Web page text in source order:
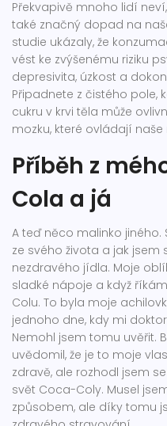
Překvapivě mnoho lidí
také značný dopad na
studie ukázaly, že
vést ke zvýšenému riziku
depresivita, úzkost a
Připadnete z čistého pole,
cukru v krvi těla může
mozku, které ovládají naše
Příběh z
Cola a já
A teď něco malinko jiného.
ze svého života a jak
nezdravého jídla. Moje
sladké nápoje a když
Colu. To byla moje
jednoho dne, kdy mi
Nemohl jsem tomu uvěřit.
uvědomil, že je to moje
zdravě, ale rozhodl jsem
svět Coca-Coly. Musel
způsobem, ale díky tomu